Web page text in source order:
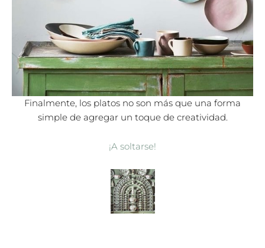
Finalmente, los platos no son más que una forma
simple de agregar un toque de creatividad.
¡A soltarse!